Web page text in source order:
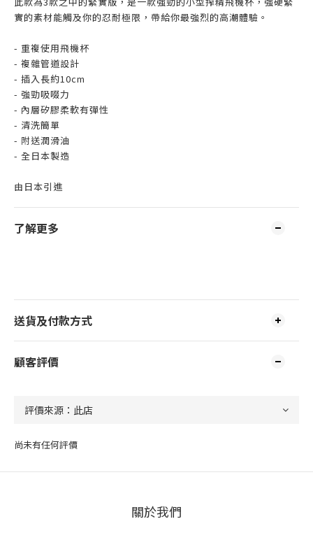
實的素材能觸及你的忍耐極限，帶給你最強烈的高潮體驗。
- 重複使用飛機杯
- 複雜管道設計
- 插入長約10cm
- 強勁吸啜力
- 內層矽膠柔軟有彈性
- 清洗簡單
- 附送潤滑油
- 全日本製造
由日本引進
了解更多
送貨及付款方式
顧客評價
尚未有任何評價
關於我們